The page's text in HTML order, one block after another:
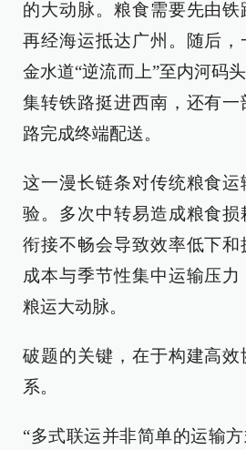
的大动脉。粮食需要先由铁
再经海运抵达广州。随后
金水道“逆流而上”至内河码
集转铁路挺进西南，还有
路完成终端配送。
这一漫长链条对传统粮食
验。多次中转易造成粮食
衔接不畅会导致效率低下
成本与季节性集中运输压
粮运大动脉。
破题的关键，在于构建高
系。
“多式联运并非简单的运输